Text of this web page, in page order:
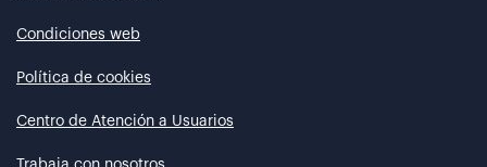
Condiciones web
Política de cookies
Centro de Atención a Usuarios